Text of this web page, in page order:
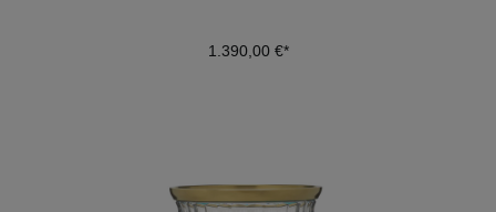
1.390,00 €*
DETAILS